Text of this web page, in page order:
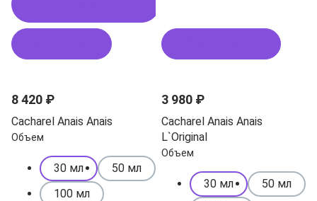
8 420 ₽
Cacharel Anais Anais
Объем
30 мл
50 мл
100 мл
3 980 ₽
Cacharel Anais Anais
L`Original
Объем
30 мл
50 мл